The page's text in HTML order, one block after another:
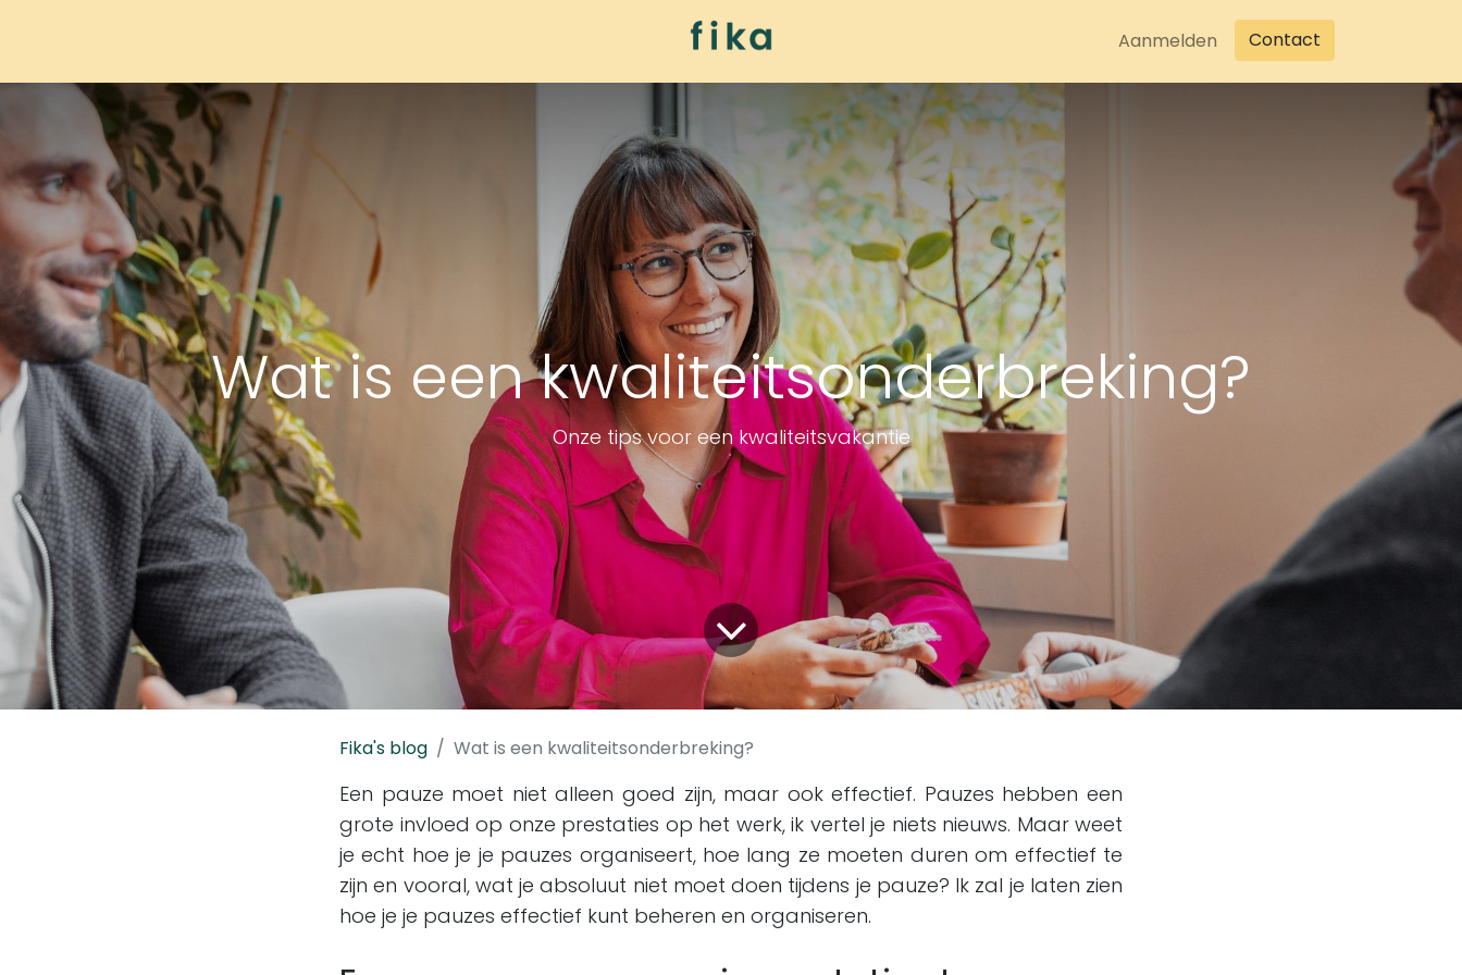
Aanmelden Contact
Wat is een kwaliteitsonderbreking?
Onze tips voor een kwaliteitsvakantie
Fika's blog Wat is een kwaliteitsonderbreking?
Een pauze moet niet alleen goed zijn, maar ook effectief. Pauzes hebben een
grote invloed op onze prestaties op het werk, ik vertel je niets nieuws. Maar weet
je echt hoe je je pauzes organiseert, hoe lang ze moeten duren om effectief te
zijn en vooral, wat je absoluut niet moet doen tijdens je pauze? Ik zal je laten zien
hoe je je pauzes effectief kunt beheren en organiseren.